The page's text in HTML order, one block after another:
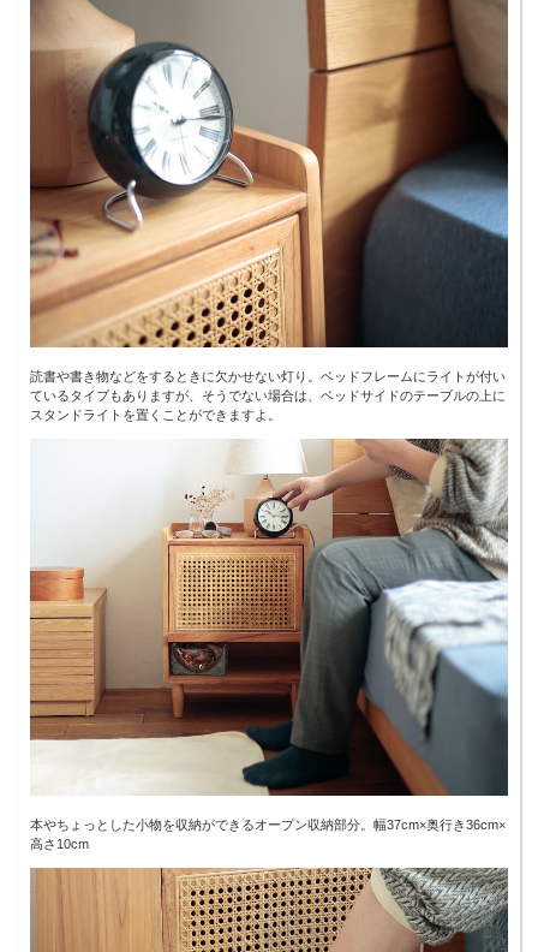
読書や書き物などをするときに欠かせない灯り。ベッドフレームにライトが付い
ているタイプもありますが、そうでない場合は、ベッドサイドのテーブルの上に
スタンドライトを置くことができますよ。
本やちょっとした小物を収納ができるオープン収納部分。幅37cm×奥行き36cm×
高さ10cm